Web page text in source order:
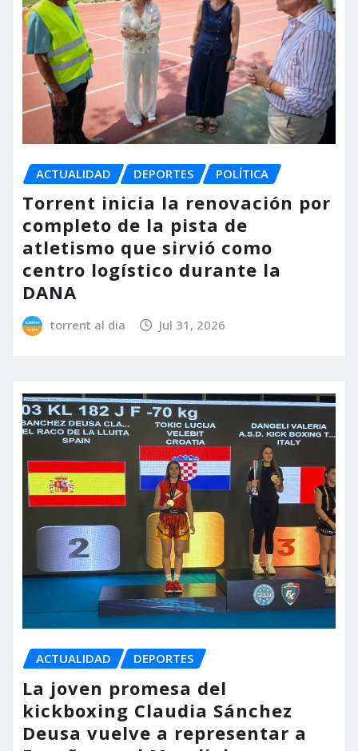
ACTUALIDAD DEPORTES POLÍTICA
Torrent inicia la renovación por
completo de la pista de
atletismo que sirvió como
centro logístico durante la
DANA
torrent al dia Jul 31, 2026
ACTUALIDAD DEPORTES
La joven promesa del
kickboxing Claudia Sánchez
Deusa vuelve a representar a